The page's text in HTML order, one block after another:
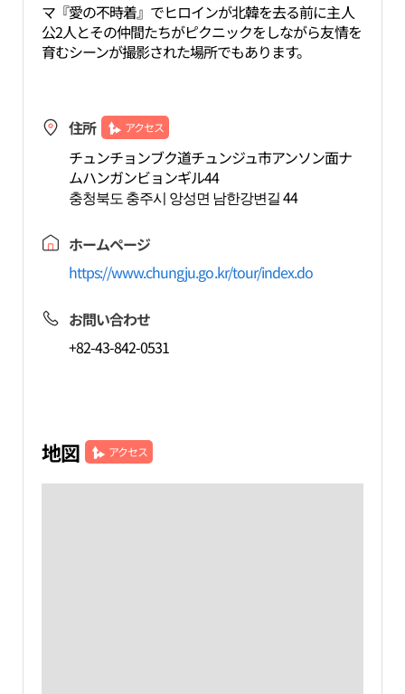
マ『愛の不時着』でヒロインが北韓を去る前に主人
公2人とその仲間たちがピクニックをしながら友情を
育むシーンが撮影された場所でもあります。
住所 アクセス
チュンチョンブク道チュンジュ市アンソン面ナ
ムハンガンビョンギル44
충청북도 충주시 앙성면 남한강변길 44
ホームページ
https://www.chungju.go.kr/tour/index.do
お問い合わせ
+82-43-842-0531
地図 アクセス